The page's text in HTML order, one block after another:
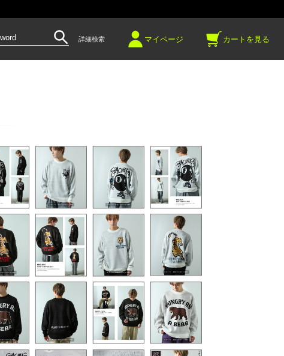
詳細検索 マイページ カートを見る